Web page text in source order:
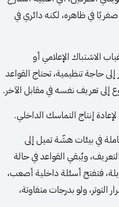
في ظاهره، لكنه دائري في
الاشتباك الإعلامي أو
حاجة تنظيمية، تحتاج القواعد
إلى تعريف نفسه في مقابل الآخر.
إنتاج التماسك الداخلي.
في بيئات هشّة تميل إلى
ويُبقي القواعد في حالة
فتفتح أسئلة داخلية أصعب،
ولو بدرجات متفاوتة،